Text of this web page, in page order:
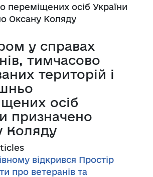
переміщених осіб України
Оксану Коляду
у справах
тимчасово
територій і
осіб
призначено
Коляду
відкрився Простір
про ветеранів та